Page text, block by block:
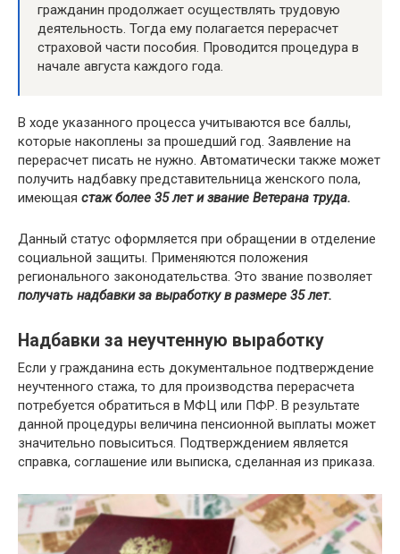
гражданин продолжает осуществлять трудовую
деятельность. Тогда ему полагается перерасчет
страховой части пособия. Проводится процедура в
начале августа каждого года.
В ходе указанного процесса учитываются все баллы,
которые накоплены за прошедший год. Заявление на
перерасчет писать не нужно. Автоматически также может
получить надбавку представительница женского пола,
имеющая стаж более 35 лет и звание Ветерана труда.
Данный статус оформляется при обращении в отделение
социальной защиты. Применяются положения
регионального законодательства. Это звание позволяет
получать надбавки за выработку в размере 35 лет.
Надбавки за неучтенную выработку
Если у гражданина есть документальное подтверждение
неучтенного стажа, то для производства перерасчета
потребуется обратиться в МФЦ или ПФР. В результате
данной процедуры величина пенсионной выплаты может
значительно повыситься. Подтверждением является
справка, соглашение или выписка, сделанная из приказа.